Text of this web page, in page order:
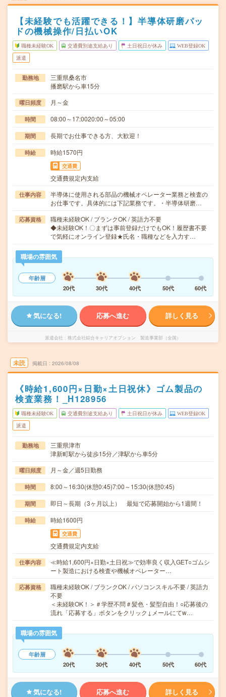
【未経験でも活躍できる！】半導体研磨パッ
ドの機械操作/日払いOK
職種未経験OK 交通費別途支給あり 土日祝日が休み WEB登録OK
派遣
勤務地
三重県桑名市
播磨駅から車15分
曜日頻度 月～金
時間 08:00～17:0020:00～05:00
期間 長期でお仕事できる方、大歓迎！
時給 時給1570円
交通費
交通費規定内支給
仕事内容
半導体に使用される部品の機械オペレーター業務と検査の
お仕事です。具体的には下記業務です。・半導体研磨…
応募資格
職種未経験OK / ブランクOK / 英語力不要
◆未経験OK！〇まずは事前登録だけでもOK！履歴書不要
で気軽にオンライン登録★氏名・職種などを入力す…
職場の雰囲気
年齢層
20代
30代 40代 50代 60代
気になる! 応募へ進む 詳しく見る
派遣会社 株式会社綜合キャリアオプション 製造事業部（全国）
未読 掲載日 2026/08/08
《時給1,600円×日勤×土日祝休》ゴム製品の
検査業務！_H128956
職種未経験OK 交通費別途支給あり 土日祝日が休み WEB登録OK
派遣
勤務地
三重県津市
津新町駅から徒歩15分／津駅から車5分
曜日頻度 月～金／週5日勤務
時間 8:00～16:30(休憩0:45)7:00～15:30(休憩0:45)
期間 即日～長期（3ヶ月以上） 最短で応募開始から1週間！
時給 時給1600円
交通費
交通費規定内支給
仕事内容
≪時給1,600円×日勤×土日祝≫で効率良く収入GET○ゴムシ
ート製造における検査や機械オペレーター…
応募資格
職種未経験OK / ブランクOK / パソコンスキル不要 / 英語力
不要
＜未経験OK！＞＃学歴不問＃髪色・髪型自由！○応募後の
流れ「応募する」ボタンをクリック↓メールにてw…
職場の雰囲気
年齢層
20代
30代 40代 50代 60代
気になる! 応募へ進む 詳しく見る